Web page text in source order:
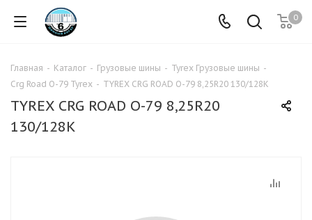
0
Главная - Каталог - Грузовые шины - Tyrex Грузовые шины -
Crg Road O-79 Tyrex - TYREX CRG ROAD O-79 8,25R20 130/128K
TYREX CRG ROAD O-79 8,25R20
130/128K